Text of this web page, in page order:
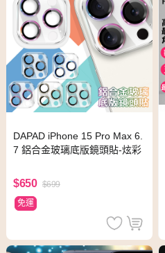
DAPAD iPhone 15 Pro Max 6.
7 鋁合金玻璃底版鏡頭貼-炫彩
$650 $699
免運